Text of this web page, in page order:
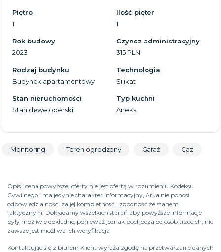
Piętro
1
Ilość pięter
1
Rok budowy
2023
Czynsz administracyjny
315 PLN
Rodzaj budynku
Budynek apartamentowy
Technologia
Silikat
Stan nieruchomości
Stan deweloperski
Typ kuchni
Aneks
Monitoring Teren ogrodzony Garaż Gaz
Opis i cena powyższej oferty nie jest ofertą w rozumieniu Kodeksu
Cywilnego i ma jedynie charakter informacyjny, Arka nie ponosi
odpowiedzialności za jej kompletność i zgodność ze stanem
faktycznym. Dokładamy wszelkich starań aby powyższe informacje
były możliwie dokładne, ponieważ jednak pochodzą od osób trzecich, nie
zawsze jest możliwa ich weryfikacja.
Kontaktując się z biurem Klient wyraża zgodę na przetwarzanie danych